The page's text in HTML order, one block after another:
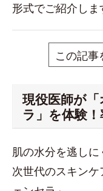
形式でご紹介しま
この記事
現役医師が
ラ」を体験
肌の水分を逃し
次世代のスキン